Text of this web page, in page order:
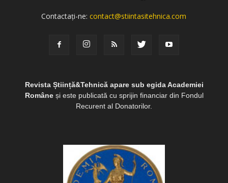
Contactați-ne:contact@stiintasitehnica.com
Revista Știință&Tehnică apare sub egida Academiei
Româneși este publicată cu sprijin financiar din Fondul
Recurent al Donatorilor.